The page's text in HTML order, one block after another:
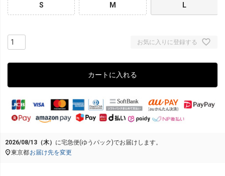
S
M L
お気に入りに登録する
カートに入れる
2026/08/13（木） に宅急便(ゆうパック)でお届けします。
東京都お届け先を変更